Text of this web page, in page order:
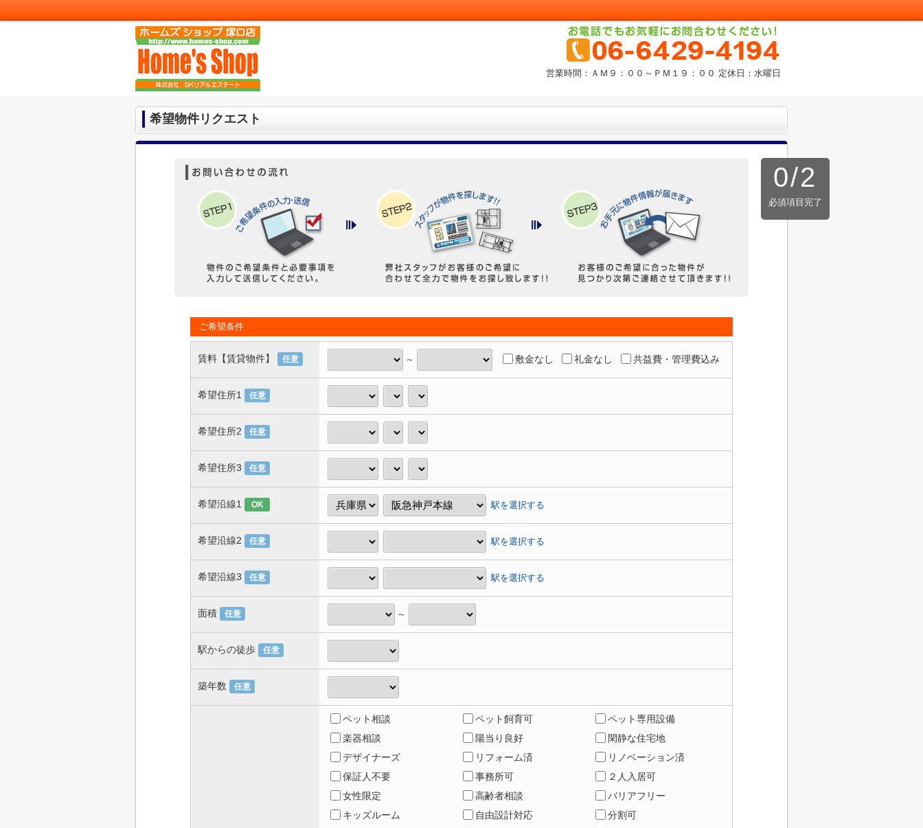
営業時間：ＡＭ９：００～ＰＭ１９：００ 定休日：水曜日
希望物件リクエスト
0/2
必須項目完了
ご希望条件
賃料【賃貸物件】 任意 ～ 敷金なし 礼金なし 共益費・管理費込み
希望住所1 任意
希望住所2 任意
希望住所3 任意
希望沿線1 OK 駅を選択する
希望沿線2 任意 駅を選択する
希望沿線3 任意 駅を選択する
面積 任意 ～
駅からの徒歩 任意
築年数 任意
ペット相談 ペット飼育可
ペット専用設備
楽器相談
陽当り良好
閑静な住宅地
デザイナーズ
リフォーム済
リノベーション済
保証人不要
事務所可
２人入居可
女性限定
高齢者相談
バリアフリー
キッズルーム
自由設計対応
分割可